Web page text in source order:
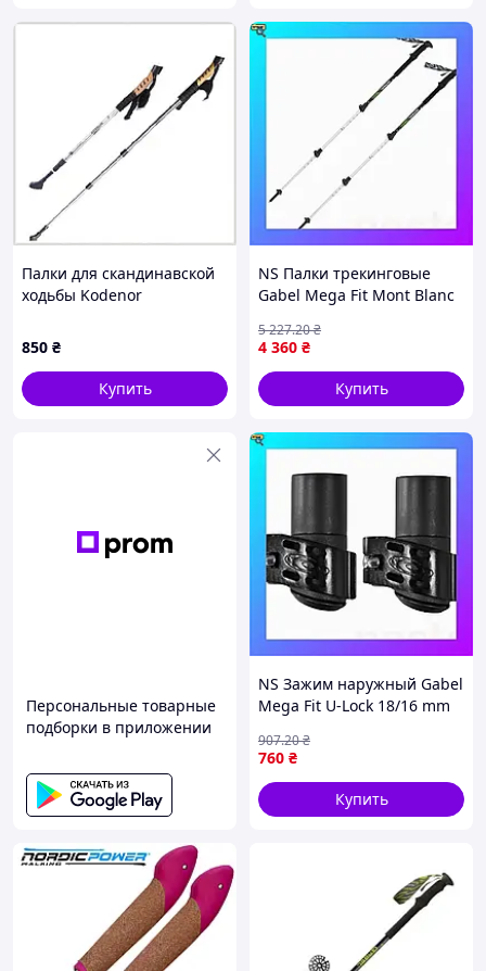
Палки для скандинавской
ходьбы Kodenor
см Silver, 80XH60023
850 ₴
Купить
NS Палки трекинговые
Gabel Mega Fit Mont Blanc
(7008445500000) Nes22/Q
4 360 ₴
5 227.20₴
Купить
Персональные товарные
подборки в приложении
NS Зажим наружный Gabel
Mega Fit U-Lock 18/16 mm
760 ₴
907.20₴
Купить